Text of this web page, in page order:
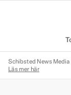
Schibsted News
Läs mer här